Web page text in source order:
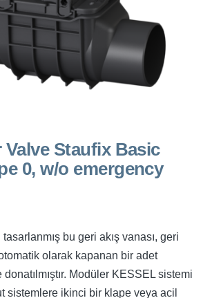
Valve Staufix Basic
0, w/o emergency
tasarlanmış bu geri akış vanası, geri
otomatik olarak kapanan bir adet
donatılmıştır. Modüler KESSEL sistemi
sistemlere ikinci bir klape veya acil